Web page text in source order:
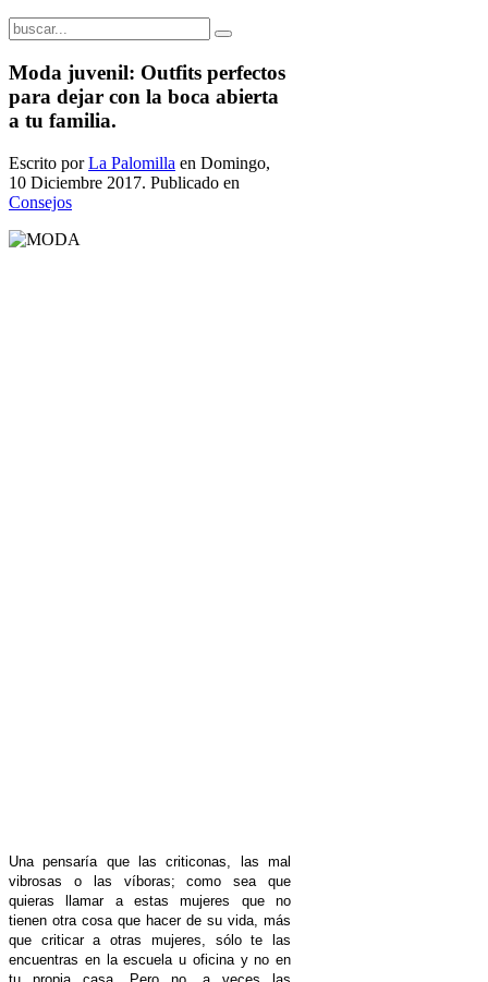
Moda juvenil: Outfits perfectos
para dejar con la boca abierta
a tu familia.
Escrito porLa Palomilla en Domingo,
10 Diciembre 2017. Publicado en
Consejos
Una pensaría que las criticonas, las mal
vibrosas o las víboras; como sea que
quieras llamar a estas mujeres que no
tienen otra cosa que hacer de su vida, más
que criticar a otras mujeres, sólo te las
encuentras en la escuela u oficina y no en